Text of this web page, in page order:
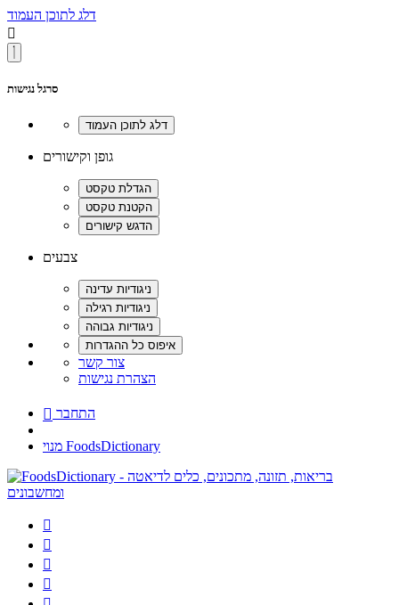
דלג לתוכן העמוד

סרגל נגישות
גופן וקישורים
צבעים
צור קשר
הצהרת נגישות
 התחבר
מנוי FoodsDictionary



